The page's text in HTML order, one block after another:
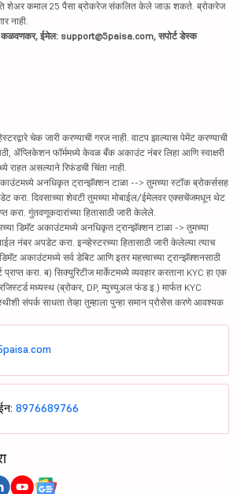
शेअर कमाल 25 पैसा ब्रोकरेज संकलित केले जाऊ शकते. ब्रोकरेज
नाही.
कळवणकर, ईमेल: support@5paisa.com, सपोर्ट डेस्क
चेक जारी करण्याची गरज नाही. वाटप झाल्यास पेमेंट करण्याची
ॲप्लिकेशन फॉर्ममध्ये केवळ बँक अकाउंट नंबर लिहा आणि स्वाक्षरी
राहत असल्याने रिफंडची चिंता नाही.
अनधिकृत ट्रान्झॅक्शन टाळा --> तुमच्या स्टॉक ब्रोकर्ससह
करा. दिवसाच्या शेवटी तुमच्या मोबाईल/ईमेलवर एक्सचेंजमधून थेट
करा. गुंतवणूकदारांच्या हितासाठी जारी केलेले.
डिमॅट अकाउंटमध्ये अनधिकृत ट्रान्झॅक्शन टाळा -> तुमच्या
नंबर अपडेट करा. इन्व्हेस्टरच्या हितासाठी जारी केलेल्या त्याच
अकाउंटमध्ये सर्व डेबिट आणि इतर महत्त्वाच्या ट्रान्झॅक्शनसाठी
प्राप्त करा. ब) सिक्युरिटीज मार्केटमध्ये व्यवहार करताना KYC हा एक
मध्यस्थ (ब्रोकर, DP, म्युच्युअल फंड इ.) मार्फत KYC
संपर्क साधता तेव्हा तुम्हाला पुन्हा समान प्रोसेस करणे आवश्यक
8976689766